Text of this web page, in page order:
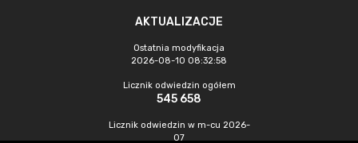
AKTUALIZACJE
Ostatnia modyfikacja
2026-08-10 08:32:58
Licznik odwiedzin ogółem
545 658
Licznik odwiedzin w m-cu 2026-
07